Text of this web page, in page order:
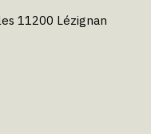
11200 Lézignan